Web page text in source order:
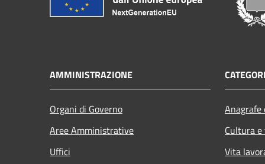
AMMINISTRAZIONE
Organi di Governo
Aree Amministrative
Uffici
Cultura
Vita